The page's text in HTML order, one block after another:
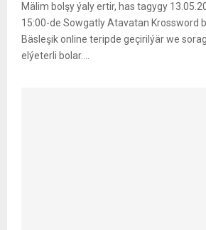
Mälim bolşy ýaly ertir, has tagygy
15:00-de Sowgatly Atavatan Krossword
Bäsleşik online teripde geçirilýär we
elýeterli bolar....